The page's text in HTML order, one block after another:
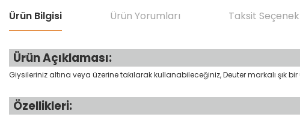
Ürün Bilgisi Ürün Yorumları Taksit
Ürün Açıklaması:
Giysileriniz altına veya üzerine takılarak kullanabileceğiniz, Deuter markalı
Özellikleri: